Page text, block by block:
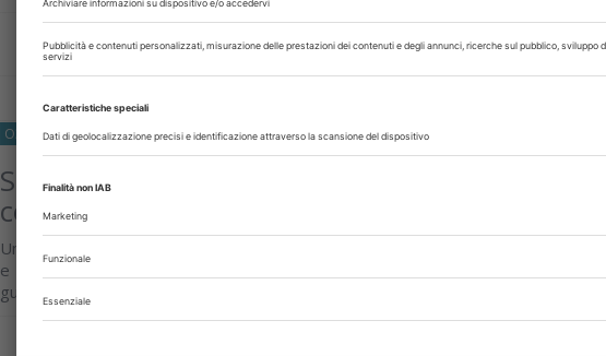
Approfondisci
O33 IMPLANTOLOGIA 14 Luglio 2026
Software per la chirurgia implantare guidata:
confronto pratico tra sette piattaforme digitali
Uno studio internazionale ha analizzato workflow, usabilità, costi, requisiti tecnici
e librerie protesiche dei principali software per la pianificazione implantare
guidata, valutandone...